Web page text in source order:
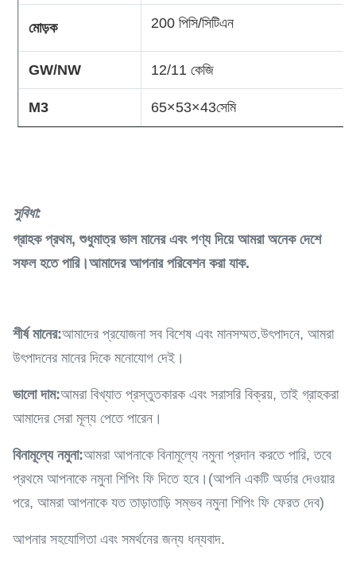
মোড়ক 200 পিসি/সিটিএন
GW/NW 12/11 কেজি
M3 65×53×43সেমি
সুবিধা:
গ্রাহক প্রথম, শুধুমাত্র ভাল মানের এবং পণ্য দিয়ে আমরা অনেক দেশে
সফল হতে পারি।আমাদের আপনার পরিবেশন করা যাক.
শীর্ষ মানের:আমাদের প্রযোজনা সব বিশেষ এবং মানসম্মত.উৎপাদনে, আমরা
উৎপাদনের মানের দিকে মনোযোগ দেই।
ভালো দাম:আমরা বিখ্যাত প্রস্তুতকারক এবং সরাসরি বিক্রয়, তাই গ্রাহকরা
আমাদের সেরা মূল্য পেতে পারেন।
বিনামূল্যে নমুনা:আমরা আপনাকে বিনামূল্যে নমুনা প্রদান করতে পারি, তবে
প্রথমে আপনাকে নমুনা শিপিং ফি দিতে হবে।(আপনি একটি অর্ডার দেওয়ার
পরে, আমরা আপনাকে যত তাড়াতাড়ি সম্ভব নমুনা শিপিং ফি ফেরত দেব)
আপনার সহযোগিতা এবং সমর্থনের জন্য ধন্যবাদ.